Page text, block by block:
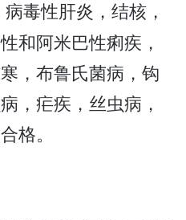
毒性肝炎，结核，
和阿米巴性痢疾，
，布鲁氏菌病，钩
，疟疾，丝虫病，
格。